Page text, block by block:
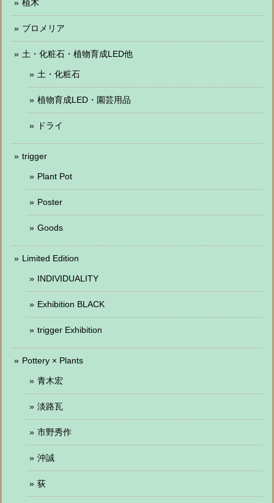
植木
ブロメリア
土・化粧石・植物育成LED他
土・化粧石
植物育成LED・園芸用品
ドライ
trigger
Plant Pot
Poster
Goods
Limited Edition
INDIVIDUALITY
Exhibition BLACK
trigger Exhibition
Pottery × Plants
青木宏
淡路瓦
市野秀作
沖誠
荻